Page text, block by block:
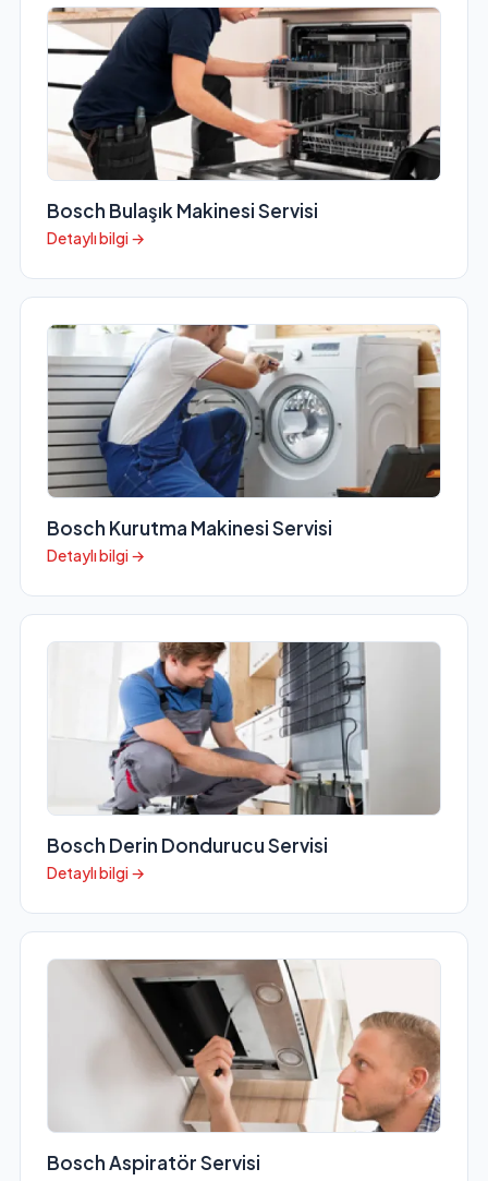
Bosch Bulaşık Makinesi Servisi
Detaylı bilgi →
Bosch Kurutma Makinesi Servisi
Detaylı bilgi →
Bosch Derin Dondurucu Servisi
Detaylı bilgi →
Bosch Aspiratör Servisi